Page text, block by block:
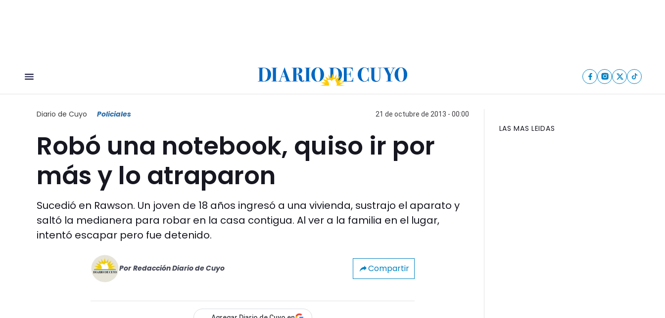
Diario de Cuyo Policiales 21 de octubre de 2013 - 00:00
Robó una notebook, quiso ir por
más y lo atraparon
Sucedió en Rawson. Un joven de 18 años ingresó a una vivienda, sustrajo el aparato y
saltó la medianera para robar en la casa contigua. Al ver a la familia en el lugar,
intentó escapar pero fue detenido.
Por Redacción Diario de Cuyo Compartir
LAS MAS LEIDAS